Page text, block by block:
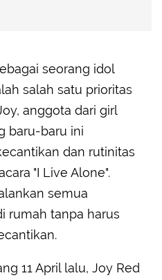
seorang idol
salah satu prioritas
anggota dari girl
baru-baru ini
dan rutinitas
"I Live Alone".
semua
rumah tanpa harus
11 April lalu, Joy Red